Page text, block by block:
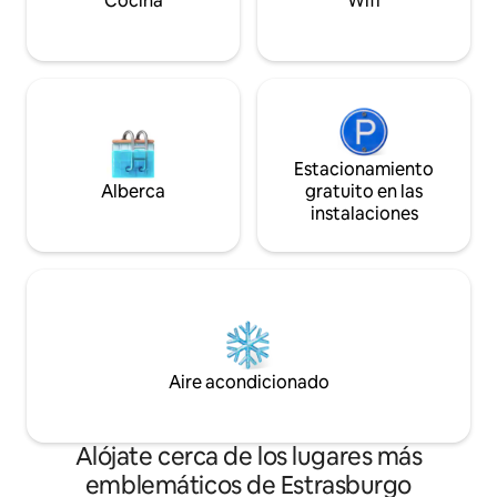
Alberca
Estacionamiento
gratuito en las
instalaciones
Aire acondicionado
Alójate cerca de los lugares más
emblemáticos de Estrasburgo